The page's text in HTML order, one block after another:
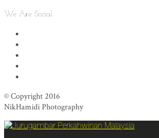
We Are Social
© Copyright 2016
NikHamidi Photography